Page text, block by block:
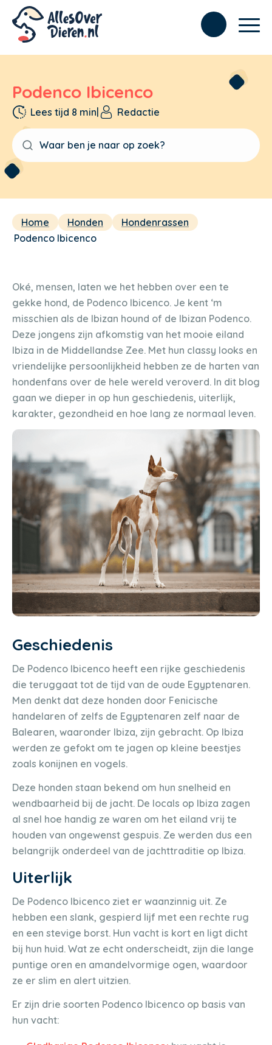
Podenco Ibicenco
Lees tijd 8 min| Redactie
Home Honden
Hondenrassen
Podenco Ibicenco
Oké, mensen, laten we het hebben over een te
gekke hond, de Podenco Ibicenco. Je kent ‘m
misschien als de Ibizan hound of de Ibizan Podenco.
Deze jongens zijn afkomstig van het mooie eiland
Ibiza in de Middellandse Zee. Met hun classy looks en
vriendelijke persoonlijkheid hebben ze de harten van
hondenfans over de hele wereld veroverd. In dit blog
gaan we dieper in op hun geschiedenis, uiterlijk,
karakter, gezondheid en hoe lang ze normaal leven.
Geschiedenis
De Podenco Ibicenco heeft een rijke geschiedenis
die teruggaat tot de tijd van de oude Egyptenaren.
Men denkt dat deze honden door Fenicische
handelaren of zelfs de Egyptenaren zelf naar de
Balearen, waaronder Ibiza, zijn gebracht. Op Ibiza
werden ze gefokt om te jagen op kleine beestjes
zoals konijnen en vogels.
Deze honden staan bekend om hun snelheid en
wendbaarheid bij de jacht. De locals op Ibiza zagen
al snel hoe handig ze waren om het eiland vrij te
houden van ongewenst gespuis. Ze werden dus een
belangrijk onderdeel van de jachttraditie op Ibiza.
Uiterlijk
De Podenco Ibicenco ziet er waanzinnig uit. Ze
hebben een slank, gespierd lijf met een rechte rug
en een stevige borst. Hun vacht is kort en ligt dicht
bij hun huid. Wat ze echt onderscheidt, zijn die lange
puntige oren en amandelvormige ogen, waardoor
ze er slim en alert uitzien.
Er zijn drie soorten Podenco Ibicenco op basis van
hun vacht: